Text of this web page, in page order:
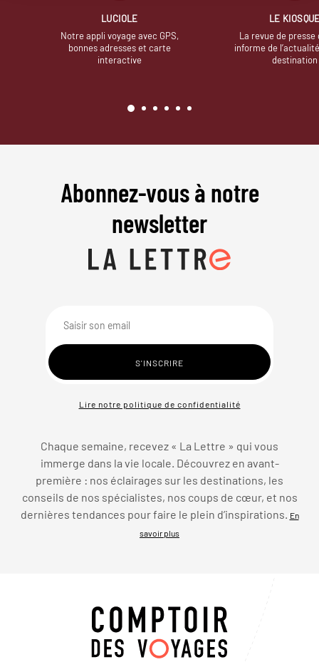
LUCIOLE
Notre appli voyage avec GPS,
bonnes adresses et carte
interactive
LE
La revue de presse
informe de
destination
Abonnez-vous à notre
newsletter
Lire notre politique de confidentialité
Chaque semaine, recevez « La Lettre » qui vous
immerge dans la vie locale. Découvrez en avant-
première : nos éclairages sur les destinations, les
conseils de nos spécialistes, nos coups de cœur, et nos
dernières tendances pour faire le plein d’inspirations. En
savoir plus